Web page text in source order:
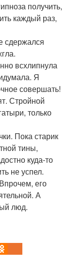
получить,
каждый раз,
сдержался
всхлипнула
Я
совершать!
Стройной
только
Пока старик
тины,
куда-то
не успел.
его
А
люд.